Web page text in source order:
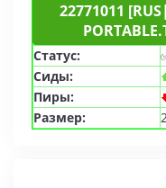
22771011
Статус:
Сиды:
Пиры:
Размер: